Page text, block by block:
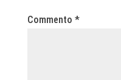
Commento *